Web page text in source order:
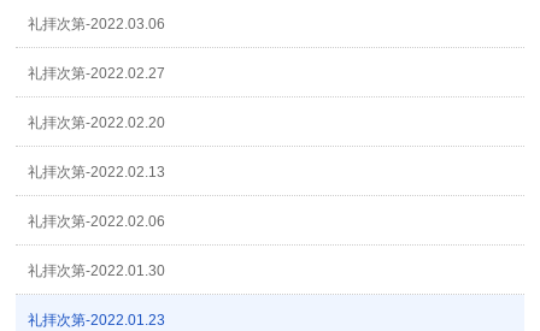
礼拝次第-2022.03.06
礼拝次第-2022.02.27
礼拝次第-2022.02.20
礼拝次第-2022.02.13
礼拝次第-2022.02.06
礼拝次第-2022.01.30
礼拝次第-2022.01.23